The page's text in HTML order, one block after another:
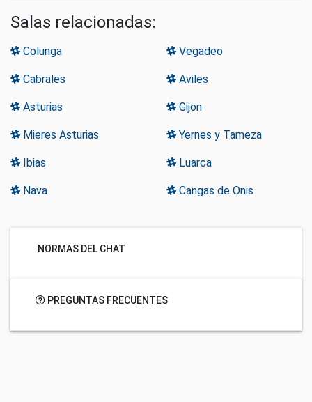
Salas relacionadas:
Colunga Vegadeo
Cabrales Aviles
Asturias Gijon
Mieres Asturias Yernes y Tameza
Ibias Luarca
Nava Cangas de Onis
NORMAS DEL CHAT
PREGUNTAS FRECUENTES